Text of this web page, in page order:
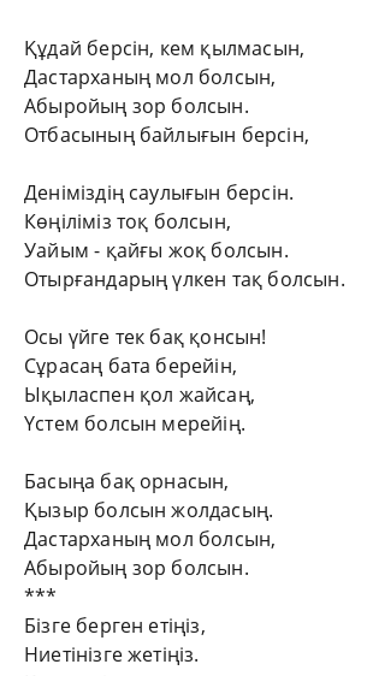
Құдай берсін, кем қылмасын,
Дастарханың мол болсын,
Абыройың зор болсын.
Отбасының байлығын берсін,
Деніміздің саулығын берсін.
Көңіліміз тоқ болсын,
Уайым - қайғы жоқ болсын.
Отырғандарың үлкен тақ болсын.
Осы үйге тек бақ қонсын!
Сұрасаң бата берейін,
Ықыласпен қол жайсаң,
Үстем болсын мерейің.
Басыңа бақ орнасын,
Қызыр болсын жолдасың.
Дастарханың мол болсын,
Абыройың зор болсын.
***
Бізге берген етіңіз,
Ниетінізге жетіңіз.